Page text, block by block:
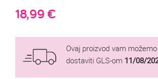
18,99€
Ovaj proizvod vam
dostaviti GLS-om 11/08/